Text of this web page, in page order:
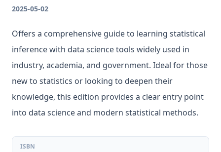
2025-05-02
Offers a comprehensive guide to learning statistical
inference with data science tools widely used in
industry, academia, and government. Ideal for those
new to statistics or looking to deepen their
knowledge, this edition provides a clear entry point
into data science and modern statistical methods.
ISBN